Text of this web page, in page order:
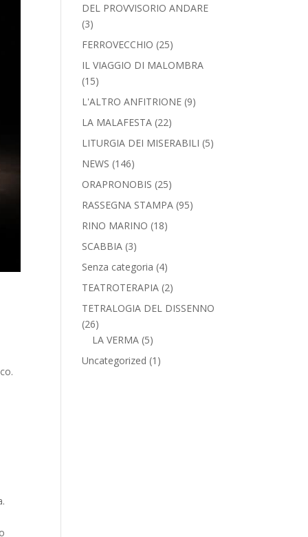
DEL PROVVISORIO ANDARE
(3)
FERROVECCHIO (25)
IL VIAGGIO DI MALOMBRA
(15)
L'ALTRO ANFITRIONE (9)
LA MALAFESTA (22)
LITURGIA DEI MISERABILI (5)
NEWS (146)
ORAPRONOBIS (25)
RASSEGNA STAMPA (95)
RINO MARINO (18)
SCABBIA (3)
Senza categoria (4)
TEATROTERAPIA (2)
TETRALOGIA DEL DISSENNO
(26)
LA VERMA (5)
Uncategorized (1)